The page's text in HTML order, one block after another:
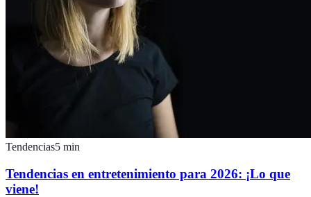
Tendencias5 min
Tendencias en entretenimiento para 2026: ¡Lo que
viene!